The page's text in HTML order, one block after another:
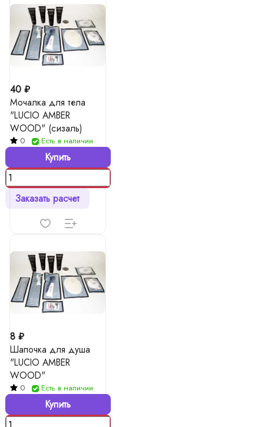
40 ₽
Мочалка для тела
"LUCIO AMBER
WOOD" (сизаль)
0 Есть в наличии
Купить
Заказать расчет
8 ₽
Шапочка для душа
"LUCIO AMBER
WOOD"
0 Есть в наличии
Купить